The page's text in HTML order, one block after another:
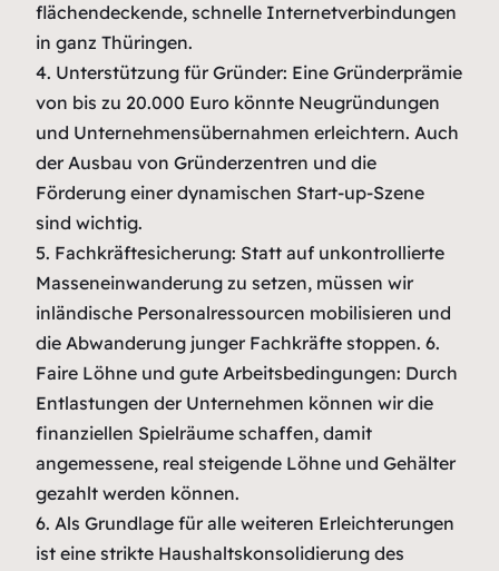
flächendeckende, schnelle Internetverbindungen
in ganz Thüringen.
4. Unterstützung für Gründer: Eine Gründerprämie
von bis zu 20.000 Euro könnte Neugründungen
und Unternehmensübernahmen erleichtern. Auch
der Ausbau von Gründerzentren und die
Förderung einer dynamischen Start-up-Szene
sind wichtig.
5. Fachkräftesicherung: Statt auf unkontrollierte
Masseneinwanderung zu setzen, müssen wir
inländische Personalressourcen mobilisieren und
die Abwanderung junger Fachkräfte stoppen. 6.
Faire Löhne und gute Arbeitsbedingungen: Durch
Entlastungen der Unternehmen können wir die
finanziellen Spielräume schaffen, damit
angemessene, real steigende Löhne und Gehälter
gezahlt werden können.
6. Als Grundlage für alle weiteren Erleichterungen
ist eine strikte Haushaltskonsolidierung des